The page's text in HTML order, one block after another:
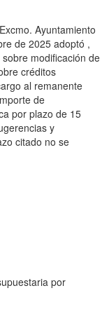
Ayuntamiento
de 2025 adoptó ,
modificación de
créditos
al remanente
de
por plazo de 15
y
citado no se
por